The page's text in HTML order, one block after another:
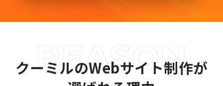
クーミルのWebサイト制作が